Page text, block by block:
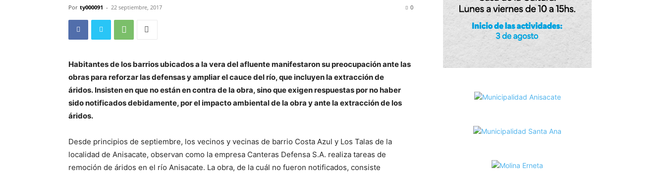
Por ty000091 - 22 septiembre, 2017 0
Habitantes de los barrios ubicados a la vera del afluente manifestaron su preocupación ante las
obraspara reforzar las defensas y ampliar el cauce del río, que incluyen la extracción de
áridos. Insisten en que no están en contra de la obra, sino que exigen respuestas por no haber
sido notificados debidamente, por el impacto ambiental de la obra y ante la extracción de los
áridos.
Desde principios de septiembre, los vecinos y vecinas de barrio Costa Azul y Los Talas de la
localidad de Anisacate, observan como la empresa Canteras Defensa S.A. realiza tareas de
remoción de áridos en el río Anisacate. La obra, de la cuál no fueron notificados, consiste